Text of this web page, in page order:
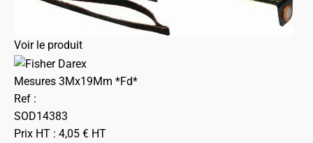
Voir le produit
Mesures 3Mx19Mm *Fd*
Ref :
SOD14383
Prix HT : 4,05 € HT